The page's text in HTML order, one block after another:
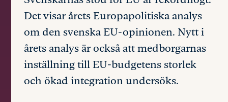
Det visar årets Europapolitiska analys
om den svenska EU-opinionen. Nytt i
årets analys är också att medborgarnas
inställning till EU-budgetens storlek
och ökad integration undersöks.